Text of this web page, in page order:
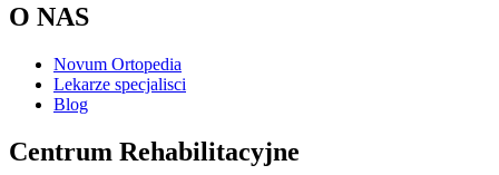
O NAS
Novum Ortopedia
Lekarze specjalisci
Blog
Centrum Rehabilitacyjne